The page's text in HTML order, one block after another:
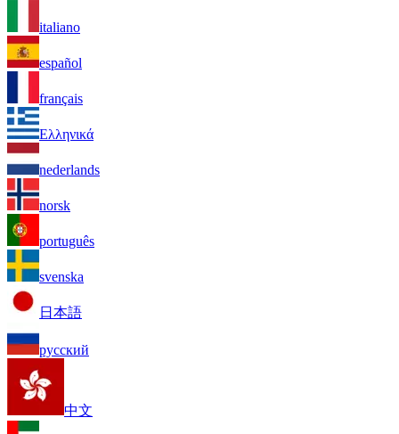
italiano
español
français
Ελληνικά
nederlands
norsk
português
svenska
日本語
русский
中文